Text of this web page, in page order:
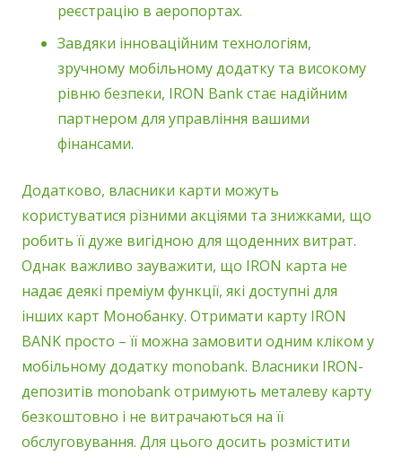
реєстрацію в аеропортах.
Завдяки інноваційним технологіям,
зручному мобільному додатку та високому
рівню безпеки, IRON Bank стає надійним
партнером для управління вашими
фінансами.
Додатково, власники карти можуть
користуватися різними акціями та знижками, що
робить її дуже вигідною для щоденних витрат.
Однак важливо зауважити, що IRON карта не
надає деякі преміум функції, які доступні для
інших карт Монобанку. Отримати карту IRON
BANK просто – її можна замовити одним кліком у
мобільному додатку monobank. Власники IRON-
депозитів monobank отримують металеву карту
безкоштовно і не витрачаються на її
обслуговування. Для цього досить розмістити